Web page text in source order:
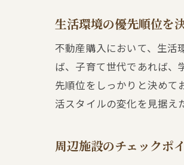
生活環境の優先順位を
不動産購入において、生活
ば、子育て世代であれば、
先順位をしっかりと決めて
活スタイルの変化を見据え
周辺施設のチェックポ